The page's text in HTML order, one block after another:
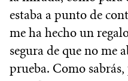
estaba a punto de
me ha hecho un
segura de que no me
prueba. Como